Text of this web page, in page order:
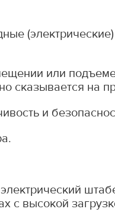
или
сказывается на
и
с высокой